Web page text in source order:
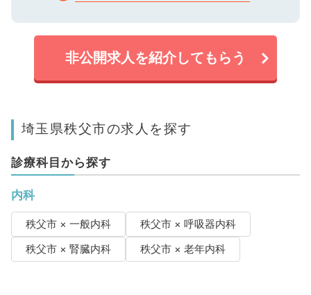
非公開求人を紹介してもらう
埼玉県秩父市の求人を探す
診療科目から探す
内科
秩父市 × 一般内科
秩父市 × 呼吸器内科
秩父市 × 腎臓内科
秩父市 × 老年内科